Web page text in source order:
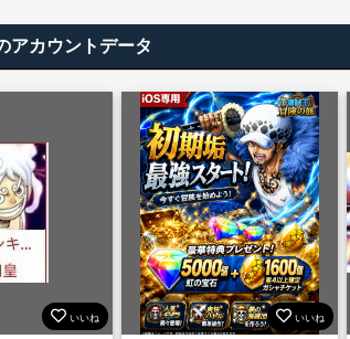
アカウントデータ
いいね いいね